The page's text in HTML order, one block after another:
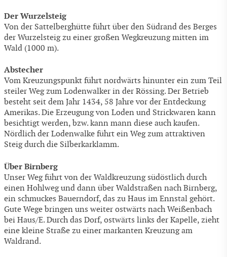
Der Wurzelsteig
Von der Sattelberghütte führt über den Südrand des Berges
der Wurzelsteig zu einer großen Wegkreuzung mitten im
Wald (1000 m).
Abstecher
Vom Kreuzungspunkt führt nordwärts hinunter ein zum Teil
steiler Weg zum Lodenwalker in der Rössing. Der Betrieb
besteht seit dem Jahr 1434, 58 Jahre vor der Entdeckung
Amerikas. Die Erzeugung von Loden und Strickwaren kann
besichtigt werden, bzw. kann mann diese auch kaufen.
Nördlich der Lodenwalke führt ein Weg zum attraktiven
Steig durch die Silberkarklamm.
Über Birnberg
Unser Weg führt von der Waldkreuzung südöstlich durch
einen Hohlweg und dann über Waldstraßen nach Birnberg,
ein schmuckes Bauerndorf, das zu Haus im Ennstal gehört.
Gute Wege bringen uns weiter ostwärts nach Weißenbach
bei Haus/E. Durch das Dorf, ostwärts links der Kapelle, zieht
eine kleine Straße zu einer markanten Kreuzung am
Waldrand.